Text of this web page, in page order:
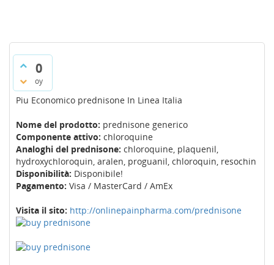
0
oy
Piu Economico prednisone In Linea Italia
Nome del prodotto: prednisone generico
Componente attivo: chloroquine
Analoghi del prednisone: chloroquine, plaquenil,
hydroxychloroquin, aralen, proguanil, chloroquin, resochin
Disponibilità: Disponibile!
Pagamento: Visa / MasterCard / AmEx
Visita il sito: http://onlinepainpharma.com/prednisone